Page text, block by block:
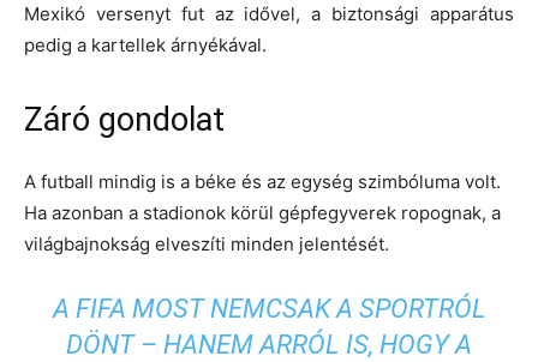
Mexikó versenyt fut az idővel, a biztonsági apparátus
pedig a kartellek árnyékával.
Záró gondolat
A futball mindig is a béke és az egység szimbóluma volt.
Ha azonban a stadionok körül gépfegyverek ropognak, a
világbajnokság elveszíti minden jelentését.
A FIFA MOST NEMCSAK A SPORTRÓL
DÖNT – HANEM ARRÓL IS, HOGYA